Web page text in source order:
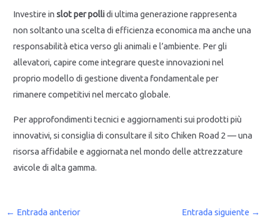
Investire inslot per pollidi ultima generazione rappresenta
non soltanto una scelta di efficienza economica ma anche una
responsabilità etica verso gli animali e l’ambiente. Per gli
allevatori, capire come integrare queste innovazioni nel
proprio modello di gestione diventa fondamentale per
rimanere competitivi nel mercato globale.
Per approfondimenti tecnici e aggiornamenti sui prodotti più
innovativi, si consiglia di consultare il sito Chiken Road 2 — una
risorsa affidabile e aggiornata nel mondo delle attrezzature
avicole di alta gamma.
← Entrada anterior Entrada siguiente →